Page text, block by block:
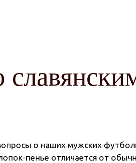
о наших мужских
пенье отличается от